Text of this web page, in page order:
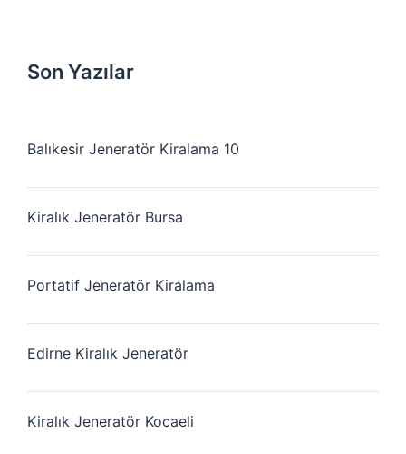
Son Yazılar
Balıkesir Jeneratör Kiralama 10
Kiralık Jeneratör Bursa
Portatif Jeneratör Kiralama
Edirne Kiralık Jeneratör
Kiralık Jeneratör Kocaeli